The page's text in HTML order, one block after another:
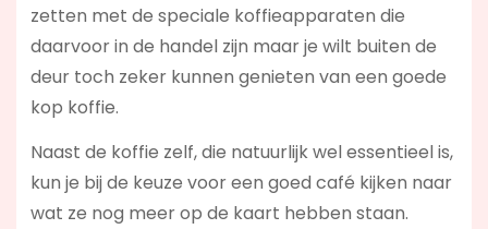
zetten met de speciale koffieapparaten die
daarvoor in de handel zijn maar je wilt buiten de
deur toch zeker kunnen genieten van een goede
kop koffie.
Naast de koffie zelf, die natuurlijk wel essentieel is,
kun je bij de keuze voor een goed café kijken naar
wat ze nog meer op de kaart hebben staan.